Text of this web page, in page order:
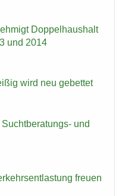
Dop­pel­haus­halt
und 2014
wird neu ge­bet­tet
und
freu­en